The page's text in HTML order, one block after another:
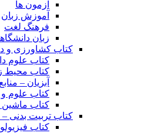
آزمون ها
آموزش زبان
فرهنگ لغت
زبان
کتاب کشاورزی و
کتاب علوم
کتاب محیط
آبزیان –
کتاب علوم و
کتاب ماشین
کتاب تربیت بدنی
کتاب